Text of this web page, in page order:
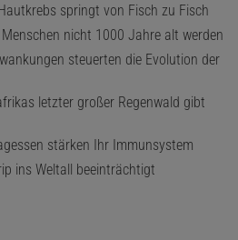
springt von Fisch zu Fisch
nicht 1000 Jahre alt werden
steuerten die Evolution der
letzter großer Regenwald gibt
stärken Ihr Immunsystem
ins Weltall beeinträchtigt